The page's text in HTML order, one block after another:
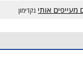
אותי נקדימון